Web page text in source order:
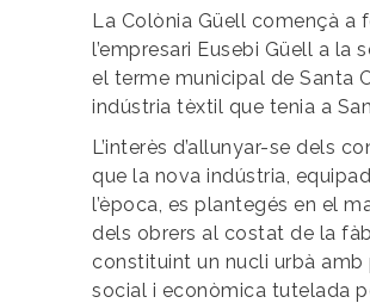
La Colònia Güell començà a
l’empresari Eusebi Güell a la
el terme municipal de Santa
indústria tèxtil que tenia a
L’interès d’allunyar-se dels
que la nova indústria,
l’època, es plantegés en el
dels obrers al costat de la
constituint un nucli urbà
social i econòmica tutelada